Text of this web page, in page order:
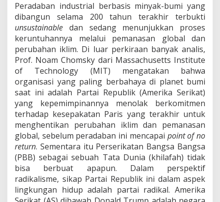
Peradaban industrial berbasis minyak-bumi yang
dibangun selama 200 tahun terakhir terbukti
unsustainable dan sedang menunjukkan proses
keruntuhannya melalui pemanasan global dan
perubahan iklim. Di luar perkiraan banyak analis,
Prof. Noam Chomsky dari Massachusetts Institute
of Technology (MIT) mengatakan bahwa
organisasi yang paling berbahaya di planet bumi
saat ini adalah Partai Republik (Amerika Serikat)
yang kepemimpinannya menolak berkomitmen
terhadap kesepakatan Paris yang terakhir untuk
menghentikan perubahan iklim dan pemanasan
global, sebelum peradaban ini mencapai point of no
return. Sementara itu Perserikatan Bangsa Bangsa
(PBB) sebagai sebuah Tata Dunia (khilafah) tidak
bisa berbuat apapun. Dalam perspektif
radikalisme, sikap Partai Republik ini dalam aspek
lingkungan hidup adalah partai radikal. Amerika